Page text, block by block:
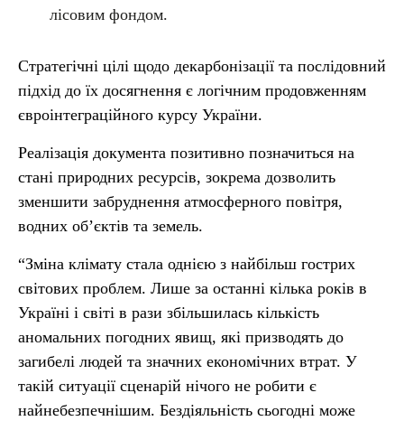
лісовим фондом.
Стратегічні цілі щодо декарбонізації та послідовний
підхід до їх досягнення є логічним продовженням
євроінтеграційного курсу України.
Реалізація документа позитивно позначиться на
стані природних ресурсів, зокрема дозволить
зменшити забруднення атмосферного повітря,
водних об’єктів та земель.
“Зміна клімату стала однією з найбільш гострих
світових проблем. Лише за останні кілька років в
Україні і світі в рази збільшилась кількість
аномальних погодних явищ, які призводять до
загибелі людей та значних економічних втрат. У
такій ситуації сценарій нічого не робити є
найнебезпечнішим. Бездіяльність сьогодні може